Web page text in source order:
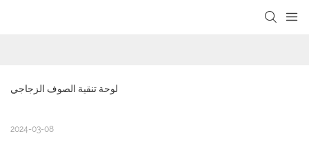
لوحة تنقية الصوف الزجاجي
2024-03-08